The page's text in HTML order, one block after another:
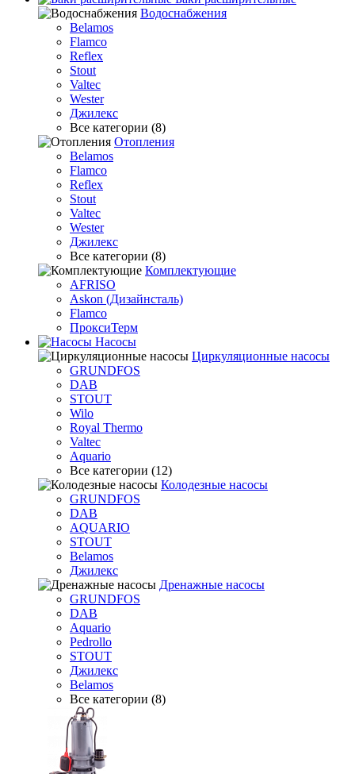
Водоснабжения
Belamos
Flamco
Reflex
Stout
Valtec
Wester
Джилекс
Все категории (8)
Отопления
Belamos
Flamco
Reflex
Stout
Valtec
Wester
Джилекс
Все категории (8)
Комплектующие
AFRISO
Askon (Дизайнсталь)
Flamco
ПроксиТерм
Насосы
Циркуляционные насосы
GRUNDFOS
DAB
STOUT
Wilo
Royal Thermo
Valtec
Aquario
Все категории (12)
Колодезные насосы
GRUNDFOS
DAB
AQUARIO
STOUT
Belamos
Джилекс
Дренажные насосы
GRUNDFOS
DAB
Aquario
Pedrollo
STOUT
Джилекс
Belamos
Все категории (8)